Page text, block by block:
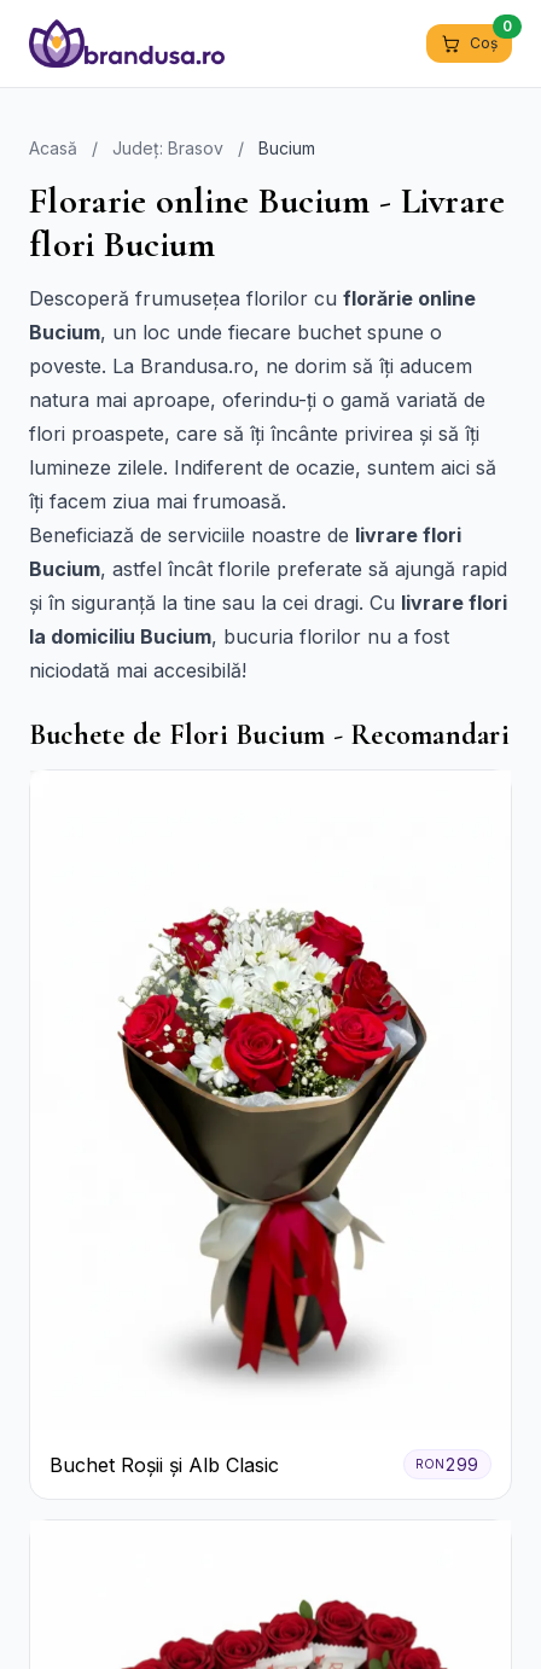
Coș
0
Acasă / Județ: Brasov / Bucium
Florarie online Bucium - Livrare
flori Bucium
Descoperă frumusețea florilor cu florărie online
Bucium, un loc unde fiecare buchet spune o
poveste. La Brandusa.ro, ne dorim să îți aducem
natura mai aproape, oferindu-ți o gamă variată de
flori proaspete, care să îți încânte privirea și să îți
lumineze zilele. Indiferent de ocazie, suntem aici să
îți facem ziua mai frumoasă.
Beneficiază de serviciile noastre de livrare flori
Bucium, astfel încât florile preferate să ajungă rapid
și în siguranță la tine sau la cei dragi. Cu livrare flori
la domiciliu Bucium, bucuria florilor nu a fost
niciodată mai accesibilă!
Buchete de Flori Bucium - Recomandari
Buchet Roșii și Alb Clasic RON299